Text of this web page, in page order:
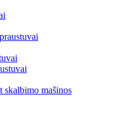
skalbimo mašinos